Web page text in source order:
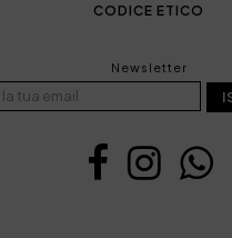
CODICE ETICO
Newsletter